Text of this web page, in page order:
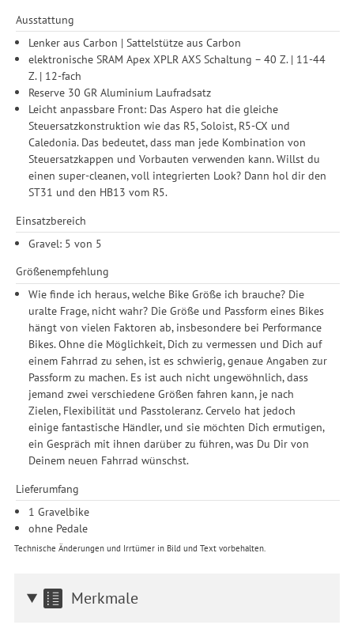
und der Speicherdauer finden Sie unter Einstellungen. Diese
Einwilligung ist freiwillig, für die Nutzung unserer Website nicht
erforderlich und gilt, bis sie widerrufen wird. Sie können Ihre
Einwilligung unter Einstellungen lediglich für bestimmte
Drittanbieter erteilen und jederzeit für die Zukunft widerrufen.
Ausstattung
Lenker aus Carbon | Sattelstütze aus Carbon
elektronische SRAM Apex XPLR AXS Schaltung – 40 Z. | 11-44
Z. | 12-fach
Reserve 30 GR Aluminium Laufradsatz
Leicht anpassbare Front: Das Aspero hat die gleiche
Steuersatzkonstruktion wie das R5, Soloist, R5-CX und
Caledonia. Das bedeutet, dass man jede Kombination von
Steuersatzkappen und Vorbauten verwenden kann. Willst du
einen super-cleanen, voll integrierten Look? Dann hol dir den
ST31 und den HB13 vom R5.
Einsatzbereich
Gravel: 5 von 5
Größenempfehlung
Wie finde ich heraus, welche Bike Größe ich brauche? Die
uralte Frage, nicht wahr? Die Größe und Passform eines Bikes
hängt von vielen Faktoren ab, insbesondere bei Performance
Bikes. Ohne die Möglichkeit, Dich zu vermessen und Dich auf
einem Fahrrad zu sehen, ist es schwierig, genaue Angaben zur
Passform zu machen. Es ist auch nicht ungewöhnlich, dass
jemand zwei verschiedene Größen fahren kann, je nach
Zielen, Flexibilität und Passtoleranz. Cervelo hat jedoch
einige fantastische Händler, und sie möchten Dich ermutigen,
ein Gespräch mit ihnen darüber zu führen, was Du Dir von
Deinem neuen Fahrrad wünschst.
Lieferumfang
1 Gravelbike
ohne Pedale
Technische Änderungen und Irrtümer in Bild und Text vorbehalten.
Merkmale